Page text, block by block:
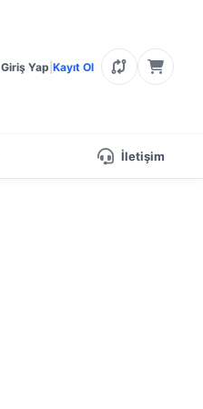
Giriş Yap Kayıt Ol
İletişim